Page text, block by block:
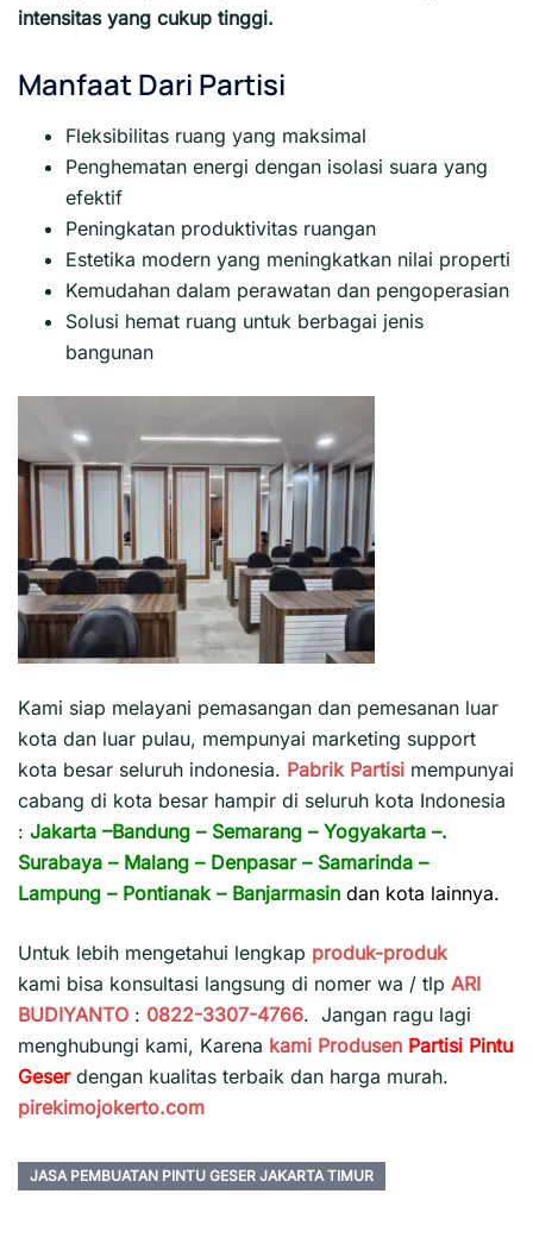
intensitas yang cukup tinggi.
Manfaat Dari Partisi
Fleksibilitas ruang yang maksimal
Penghematan energi dengan isolasi suara yang
efektif
Peningkatan produktivitas ruangan
Estetika modern yang meningkatkan nilai properti
Kemudahan dalam perawatan dan pengoperasian
Solusi hemat ruang untuk berbagai jenis
bangunan
Kami siap melayani pemasangan dan pemesanan luar
kota dan luar pulau, mempunyai marketing support
kota besar seluruh indonesia. Pabrik Partisi mempunyai
cabang di kota besar hampir di seluruh kota Indonesia
: Jakarta –Bandung – Semarang – Yogyakarta –.
Surabaya – Malang – Denpasar– Samarinda –
Lampung – Pontianak – Banjarmasin dan kota lainnya.
Untuk lebih mengetahui lengkap produk-produk
kami bisa konsultasi langsung di nomer wa / tlp ARI
BUDIYANTO : 0822-3307-4766. Jangan ragu lagi
menghubungi kami, Karena kami Produsen Partisi Pintu
Geser dengan kualitas terbaik dan harga murah.
pirekimojokerto.com
JASA PEMBUATAN PINTU GESER JAKARTA TIMUR